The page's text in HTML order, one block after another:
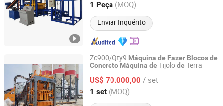
1 Peça (MOQ)
Enviar Inquérito
Shandong, China Desde 2019
Zc900/Qty9 Máquina de Fazer Blocosde
Concreto Máquina de Tijolode Terra
US$ 70.000,00 / set
1 set (MOQ)
ZCJK Intelligent Machinery Wuhan Co., Ltd.
Hubei, China Desde 2011